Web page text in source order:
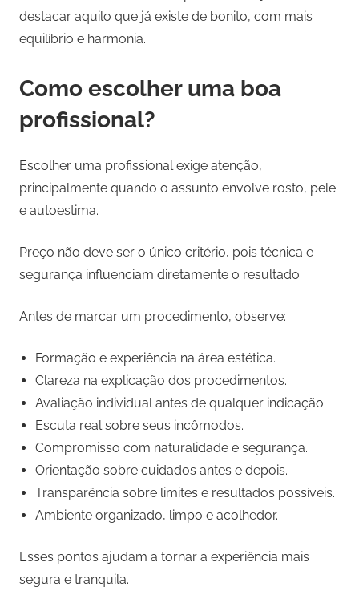
destacar aquilo que já existe de bonito, com mais
equilíbrio e harmonia.
Como escolher uma boa
profissional?
Escolher uma profissional exige atenção,
principalmente quando o assunto envolve rosto, pele
e autoestima.
Preço não deve ser o único critério, pois técnica e
segurança influenciam diretamente o resultado.
Antes de marcar um procedimento, observe:
Formação e experiência na área estética.
Clareza na explicação dos procedimentos.
Avaliação individual antes de qualquer indicação.
Escuta real sobre seus incômodos.
Compromisso com naturalidade e segurança.
Orientação sobre cuidados antes e depois.
Transparência sobre limites e resultados possíveis.
Ambiente organizado, limpo e acolhedor.
Esses pontos ajudam a tornar a experiência mais
segura e tranquila.